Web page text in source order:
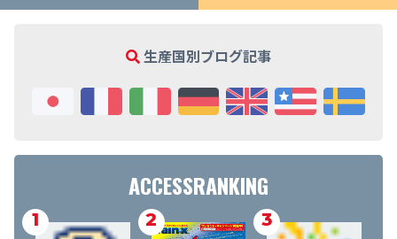
生産国別ブログ記事
ACCESSRANKING
1 2 3